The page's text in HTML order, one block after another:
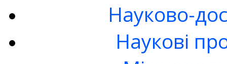
Науково-
Наукові